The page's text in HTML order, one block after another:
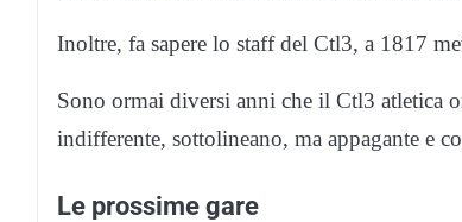
Inoltre, fa sapere lo staff del Ctl3, a 1817
Sono ormai diversi anni che il Ctl3 atletica
indifferente, sottolineano, ma appagante e
Le prossime gare